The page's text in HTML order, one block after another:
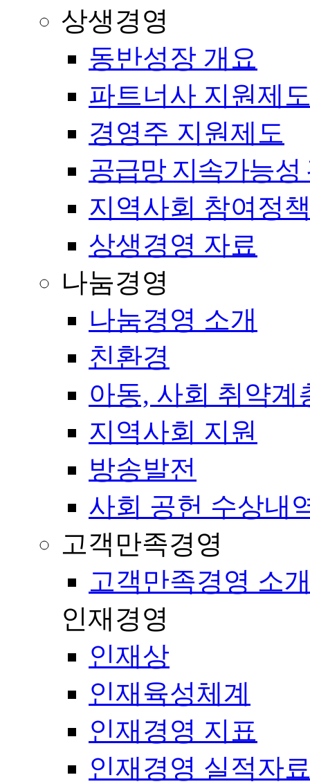
상생경영
동반성장 개요
파트너사 지원제
경영주 지원제도
공급망 지속가능성
지역사회 참여정
상생경영 자료
나눔경영
나눔경영 소개
친환경
아동, 사회 취약계
지역사회 지원
방송발전
사회 공헌 수상내
고객만족경영
고객만족경영 소
인재경영
인재상
인재육성체계
인재경영 지표
인재경영 실적자